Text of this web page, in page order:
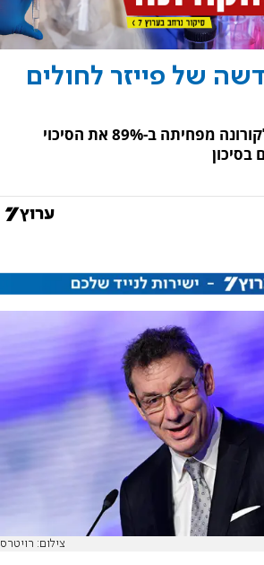
של פייזר לחולים
פייזר: התרופה שלנו לקורונה מפחיתה ב-89% את הסיכוי
צילום: רויטרס